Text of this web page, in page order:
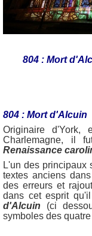
804 : Mort
804 : Mort d'Alcuin
Originaire d'York,
Charlemagne, il
Renaissance
L'un des principaux
textes anciens
des erreurs et
dans cet esprit
d'Alcuin (ci
symboles des